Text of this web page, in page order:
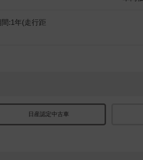
:1年(走行距
日産認定中古車